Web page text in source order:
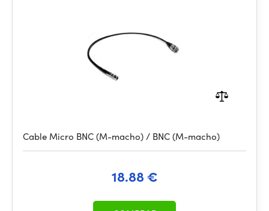
Cable Micro BNC (M-macho) / BNC (M-macho)
18.88 €